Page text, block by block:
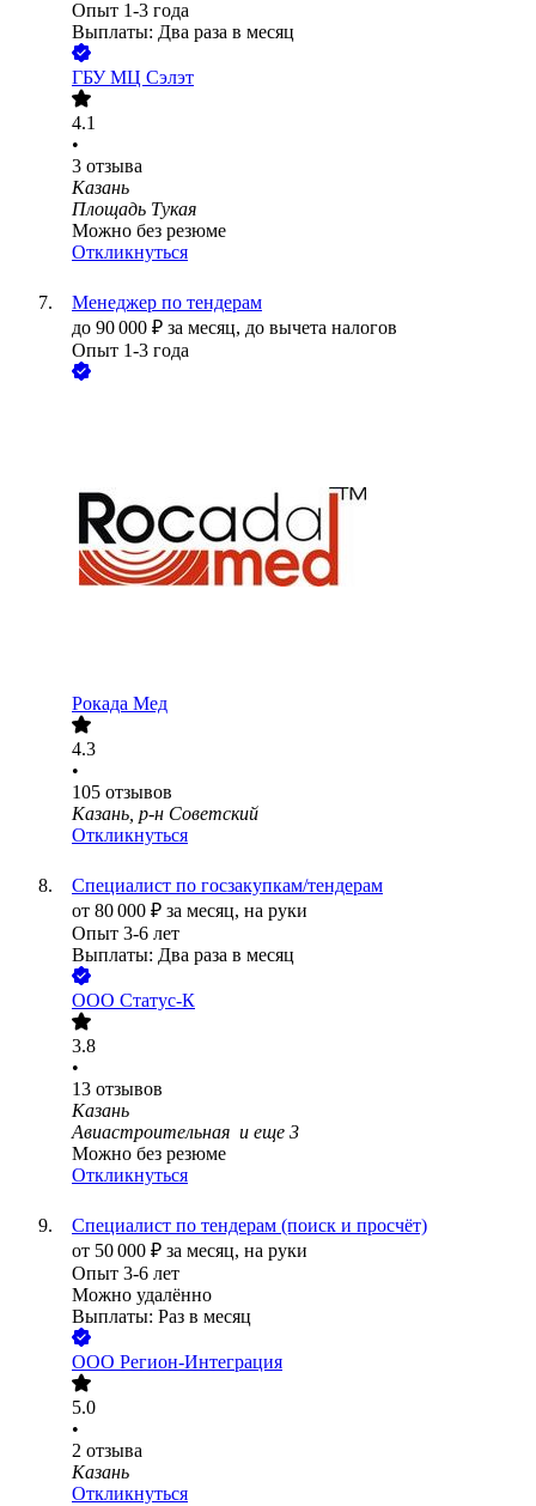
Опыт 1-3 года
Выплаты: Два раза в месяц
ГБУ МЦ Сэлэт
4.1
•
3 отзыва
Казань
Площадь Тукая
Можно без резюме
Откликнуться
Менеджер по тендерам
до 90 000 ₽ за месяц, до вычета налогов
Опыт 1-3 года
Рокада Мед
4.3
•
105 отзывов
Казань, р-н Советский
Откликнуться
Специалист по госзакупкам/тендерам
от 80 000 ₽ за месяц, на руки
Опыт 3-6 лет
Выплаты: Два раза в месяц
ООО Статус-К
3.8
•
13 отзывов
Казань
Авиастроительная и еще 3
Можно без резюме
Откликнуться
Специалист по тендерам (поиск и просчёт)
от 50 000 ₽ за месяц, на руки
Опыт 3-6 лет
Можно удалённо
Выплаты: Раз в месяц
ООО Регион-Интеграция
5.0
•
2 отзыва
Казань
Откликнуться